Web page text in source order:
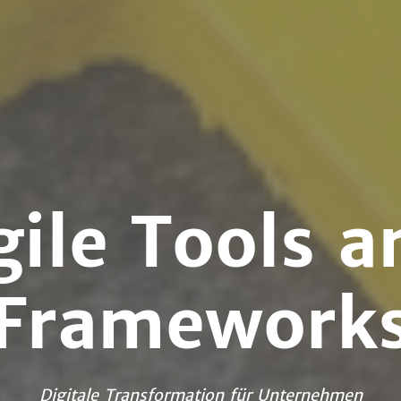
Tools
Digitale Transformation für Unternehmen